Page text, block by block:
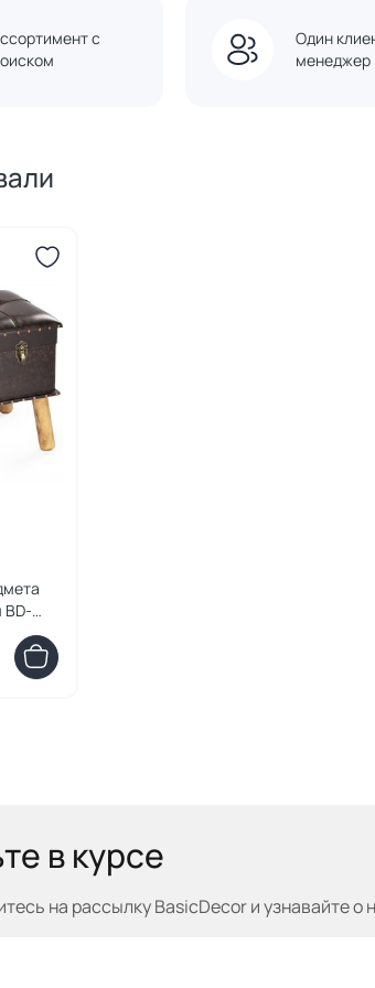
с
Один
менеджер
BD-
в курсе
на рассылку BasicDecor и узнавайтео